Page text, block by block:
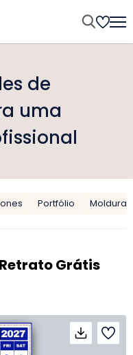
de
uma
Portfólio Moldura
Grátis